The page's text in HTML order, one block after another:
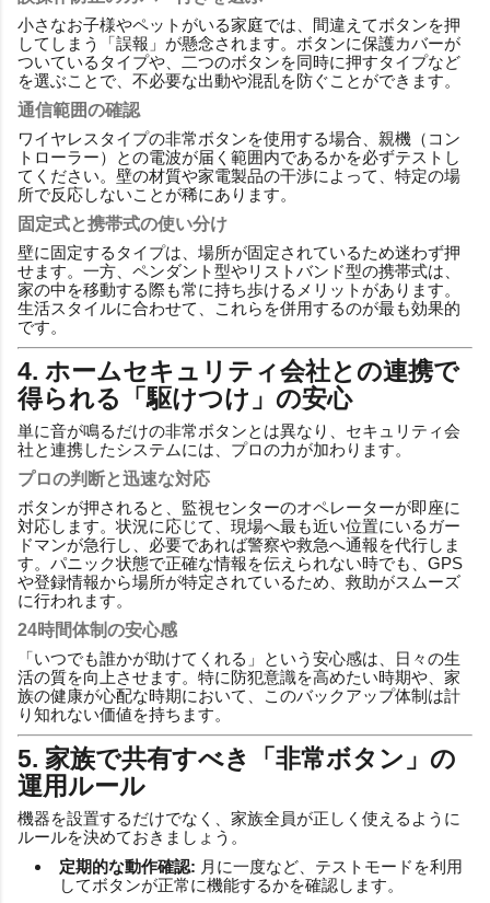
小さなお子様やペットがいる家庭では、間違えてボタンを押
してしまう「誤報」が懸念されます。ボタンに保護カバーが
ついているタイプや、二つのボタンを同時に押すタイプなど
を選ぶことで、不必要な出動や混乱を防ぐことができます。
通信範囲の確認
ワイヤレスタイプの非常ボタンを使用する場合、親機（コン
トローラー）との電波が届く範囲内であるかを必ずテストし
てください。壁の材質や家電製品の干渉によって、特定の場
所で反応しないことが稀にあります。
固定式と携帯式の使い分け
壁に固定するタイプは、場所が固定されているため迷わず押
せます。一方、ペンダント型やリストバンド型の携帯式は、
家の中を移動する際も常に持ち歩けるメリットがあります。
生活スタイルに合わせて、これらを併用するのが最も効果的
です。
4. ホームセキュリティ会社との連携で
得られる「駆けつけ」の安心
単に音が鳴るだけの非常ボタンとは異なり、セキュリティ会
社と連携したシステムには、プロの力が加わります。
プロの判断と迅速な対応
ボタンが押されると、監視センターのオペレーターが即座に
対応します。状況に応じて、現場へ最も近い位置にいるガー
ドマンが急行し、必要であれば警察や救急へ通報を代行しま
す。パニック状態で正確な情報を伝えられない時でも、GPS
や登録情報から場所が特定されているため、救助がスムーズ
に行われます。
24時間体制の安心感
「いつでも誰かが助けてくれる」という安心感は、日々の生
活の質を向上させます。特に防犯意識を高めたい時期や、家
族の健康が心配な時期において、このバックアップ体制は計
り知れない価値を持ちます。
5. 家族で共有すべき「非常ボタン」の
運用ルール
機器を設置するだけでなく、家族全員が正しく使えるように
ルールを決めておきましょう。
定期的な動作確認: 月に一度など、テストモードを利用
してボタンが正常に機能するかを確認します。